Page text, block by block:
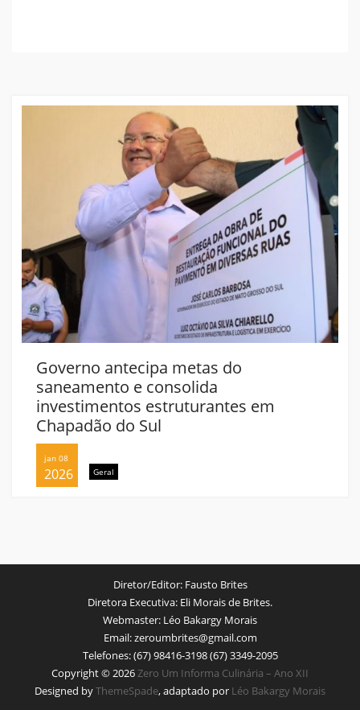
Governo antecipa metas do
saneamento e consolida
investimentos estruturantes em
Chapadão do Sul
jan 08
2026 Geral
Diretor/Editor:Fausto Brites
Diretora Executiva: Eli Morais de Brites.
Webmaster: Léo Bakargy Morais
Email:zeroumbrites@gmail.com
Telefones:(67) 98416-3198 (67) 3349-2095
Copyright © 2026Zero Um Informa Culinária – Ano XII
Designed byThemeSpade, adaptado por Léo Bakargy Morais